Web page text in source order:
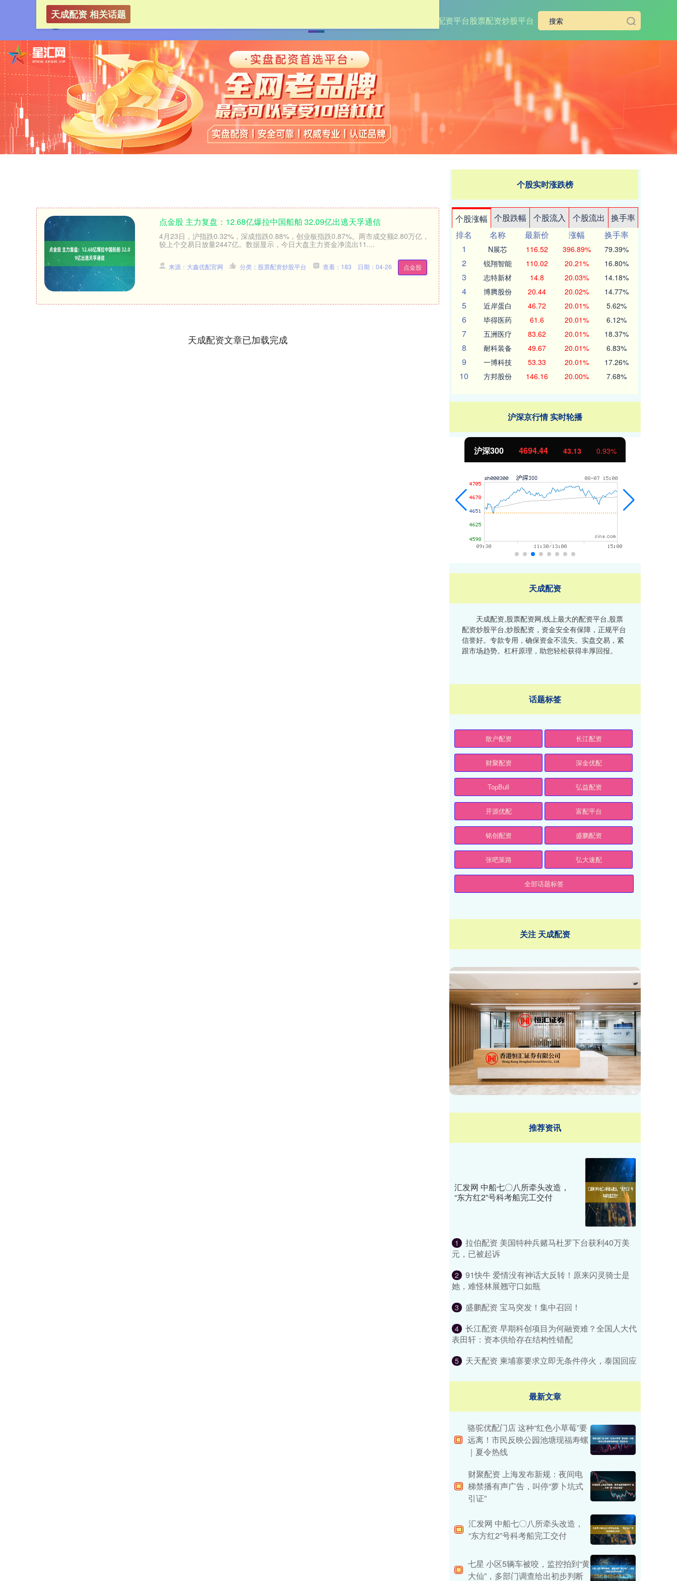
线上最大的配资平台股票配资炒股平台
天成配资 相关话题
点金股 主力复盘：12.68亿爆拉中国船舶 32.09亿出逃天孚通信
4月23日，沪指跌0.32%，深成指跌0.88%，创业板指跌0.87%。两市成交额2.80万亿，
较上个交易日放量2447亿。数据显示，今日大盘主力资金净流出11....
点金股
来源：大鑫优配官网 分类：股票配资炒股平台 查看：183 日期：04-26
天成配资文章已加载完成
个股实时涨跌榜
个股涨幅 个股跌幅 个股流入 个股流出
换手率
排名
名称 最新价 涨幅
换手率
1
N展芯 116.52 396.89% 79.39%
2 锐翔智能 110.02 20.21% 16.80%
3 志特新材 14.8 20.03% 14.18%
4 博腾股份 20.44 20.02% 14.77%
5 近岸蛋白 46.72 20.01% 5.62%
6 毕得医药 61.6 20.01% 6.12%
7 五洲医疗 83.62 20.01% 18.37%
8 耐科装备 49.67 20.01% 6.83%
9 一博科技 53.33 20.01% 17.26%
10 方邦股份 146.16 20.00% 7.68%
沪深京行情 实时轮播
北证50 1134.24 11.37 1.01%
天成配资
天成配资,股票配资网,线上最大的配资平台,股票
配资炒股平台,炒股配资，资金安全有保障，正规平台
信誉好。专款专用，确保资金不流失。实盘交易，紧
跟市场趋势。杠杆原理，助您轻松获得丰厚回报。
话题标签
散户配资 长江配资
财聚配资 深金优配
TopBull 弘益配资
开源优配 富配平台
铭创配资 盛鹏配资
张吧策路 弘大速配
全部话题标签
关注 天成配资
推荐资讯
汇发网 中船七〇八所牵头改造，
“东方红2”号科考船完工交付
1
拉伯配资 美国特种兵赌马杜罗下台获利40万美
元，已被起诉
2
91快牛 爱情没有神话大反转！原来闪灵骑士是
她，难怪林展翘守口如瓶
3 盛鹏配资 宝马突发！集中召回！
4
长江配资 早期科创项目为何融资难？全国人大代
表田轩：资本供给存在结构性错配
5 天天配资 柬埔寨要求立即无条件停火，泰国回应
最新文章
骆驼优配门店 这种“红色小草莓”要
远离！市民反映公园池塘现福寿螺
｜夏令热线
财聚配资 上海发布新规：夜间电
梯禁播有声广告，叫停“萝卜坑式
引证”
汇发网 中船七〇八所牵头改造，
“东方红2”号科考船完工交付
七星 小区5辆车被咬，监控拍到“黄
大仙”，多部门调查给出初步判断